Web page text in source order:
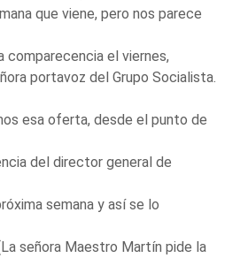
que viene, pero nos parece
comparecencia el viernes,
portavoz del Grupo Socialista.
esa oferta, desde el punto de
del director general de
semana y así se lo
señora Maestro Martín pide la